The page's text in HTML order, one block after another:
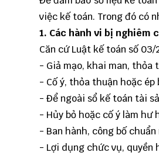
việc kế toán. Trong đó có
1. Các hành vi bị nghiêm
Căn cứ Luật kế toán số
- Giả mạo, khai man, thỏa
- Cố ý, thỏa thuận hoặc
- Để ngoài sổ kế toán tài
- Hủy bỏ hoặc cố ý làm
- Ban hành, công bố
- Lợi dụng chức vụ, quyền